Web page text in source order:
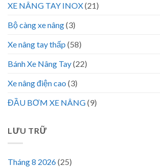
XE NÂNG TAY INOX(21)
Bộ càng xe nâng(3)
Xe nâng tay thấp (58)
Bánh Xe Nâng Tay(22)
Xe nâng điện cao (3)
ĐẦU BƠM XE NÂNG(9)
LƯU TRỮ
Tháng 8 2026(25)